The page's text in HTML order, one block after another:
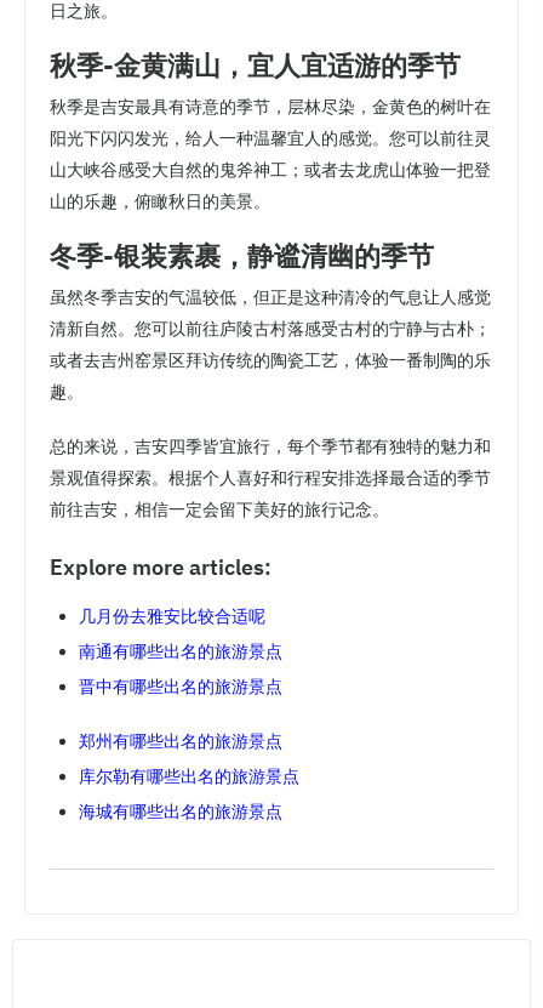
日之旅。
秋季-金黄满山，宜人宜适游的季节
秋季是吉安最具有诗意的季节，层林尽染，金黄色的树叶在
阳光下闪闪发光，给人一种温馨宜人的感觉。您可以前往灵
山大峡谷感受大自然的鬼斧神工；或者去龙虎山体验一把登
山的乐趣，俯瞰秋日的美景。
冬季-银装素裹，静谧清幽的季节
虽然冬季吉安的气温较低，但正是这种清冷的气息让人感觉
清新自然。您可以前往庐陵古村落感受古村的宁静与古朴；
或者去吉州窑景区拜访传统的陶瓷工艺，体验一番制陶的乐
趣。
总的来说，吉安四季皆宜旅行，每个季节都有独特的魅力和
景观值得探索。根据个人喜好和行程安排选择最合适的季节
前往吉安，相信一定会留下美好的旅行记念。
Explore more articles:
几月份去雅安比较合适呢
南通有哪些出名的旅游景点
晋中有哪些出名的旅游景点
郑州有哪些出名的旅游景点
库尔勒有哪些出名的旅游景点
海城有哪些出名的旅游景点